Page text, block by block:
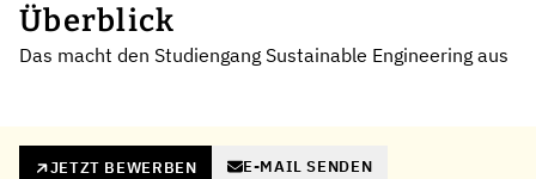
Überblick
Das macht den Studiengang Sustainable Engineering aus
JETZT BEWERBEN E-MAIL SENDEN